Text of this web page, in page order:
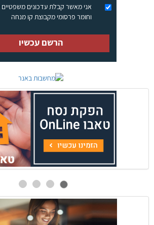
אני מאשר קבלת עדכונים משפטיים
וחומר פרסומי מקבוצת קו מנחה
הרשם עכשיו